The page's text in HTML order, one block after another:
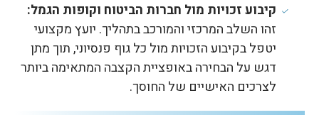
קיבוע זכויות מול חברות הביטוח וקופות הגמל:
זהו השלב המרכזי והמורכב בתהליך. יועץ מקצועי
יטפל בקיבוע הזכויות מול כל גוף פנסיוני, תוך מתן
דגש על הבחירה באופציית הקצבה המתאימה ביותר
לצרכים האישיים של החוסך.